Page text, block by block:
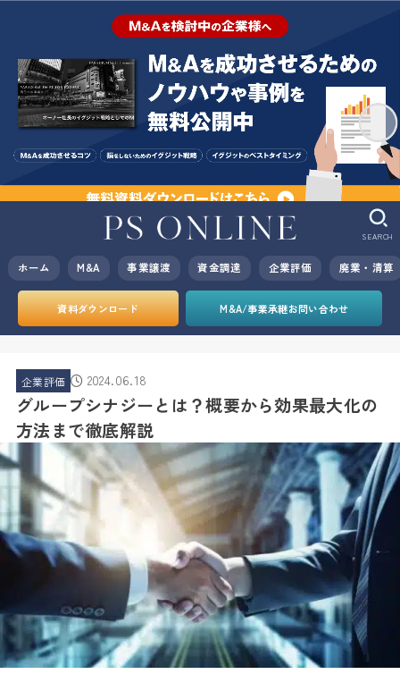
ホーム M&A 事業譲渡 資金調達 企業評価 廃業・清算
SEARCH
資料ダウンロード M&A/事業承継お問い合わせ
企業評価 2024.06.18
グループシナジーとは？概要から効果最大化の
方法まで徹底解説